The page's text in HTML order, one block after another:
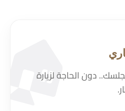
دون الحاجة لزيارة